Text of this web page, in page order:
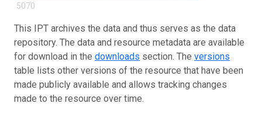
5070
This IPT archives the data and thus serves as the data
repository. The data and resource metadata are available
for download in the downloads section. The versions
table lists other versions of the resource that have been
made publicly available and allows tracking changes
made to the resource over time.